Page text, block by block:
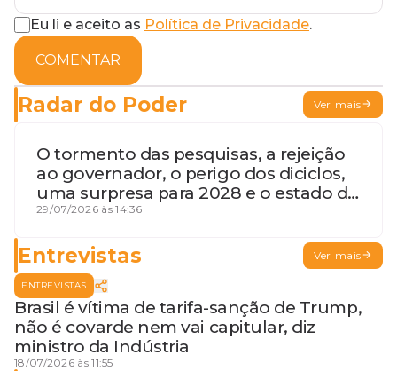
Eu li e aceito as Política de Privacidade.
COMENTAR
Radar do Poder Ver mais
O tormento das pesquisas, a rejeição
ao governador, o perigo dos diciclos,
uma surpresa para 2028 e o estado de
terceira guerra mundial
29/07/2026 às 14:36
Entrevistas Ver mais
ENTREVISTAS
Brasil é vítima de tarifa-sanção de Trump,
não é covarde nem vai capitular, diz
ministro da Indústria
18/07/2026 às 11:55